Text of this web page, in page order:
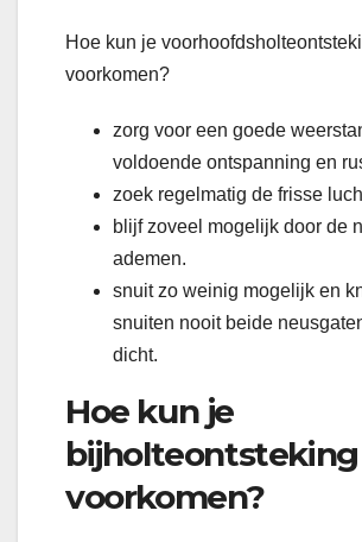
Hoe kun je
voorkomen?
zorg voor een goede
voldoende ontspanning en
zoek regelmatig de frisse
blijf zoveel mogelijk door de
ademen.
snuit zo weinig mogelijk en
snuiten nooit beide
dicht.
Hoe kun je
bijholteontsteking
voorkomen?